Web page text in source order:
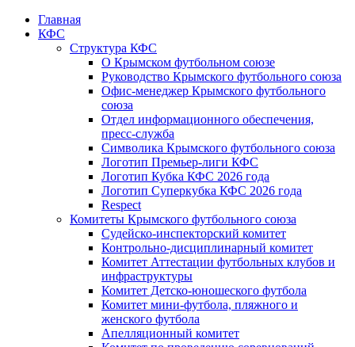
Главная
КФС
Структура КФС
О Крымском футбольном союзе
Руководство Крымского футбольного союза
Офис-менеджер Крымского футбольного
союза
Отдел информационного обеспечения,
пресс-служба
Символика Крымского футбольного союза
Логотип Премьер-лиги КФС
Логотип Кубка КФС 2026 года
Логотип Суперкубка КФС 2026 года
Respect
Комитеты Крымского футбольного союза
Судейско-инспекторский комитет
Контрольно-дисциплинарный комитет
Комитет Аттестации футбольных клубов и
инфраструктуры
Комитет Детско-юношеского футбола
Комитет мини-футбола, пляжного и
женского футбола
Апелляционный комитет